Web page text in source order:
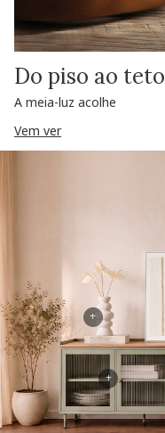
Do piso ao teto
A meia-luz acolhe
Vem ver
+
+